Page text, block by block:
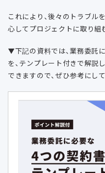
これにより、後々のトラブル
心してプロジェクトに取り組
▼下記の資料では、業務委託
を、テンプレート付きで解説
できますので、ぜひ参考にし